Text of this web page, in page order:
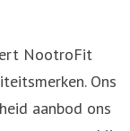
NootroFit
Ons
aanbod ons